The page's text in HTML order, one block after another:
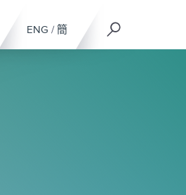
ENG / 簡